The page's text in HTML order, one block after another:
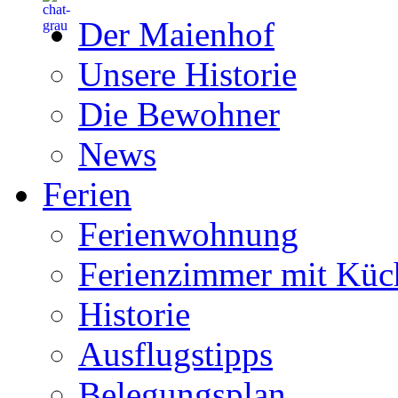
Der Maienhof
Unsere Historie
Die Bewohner
News
Ferien
Ferienwohnung
Ferienzimmer mit
Historie
Ausflugstipps